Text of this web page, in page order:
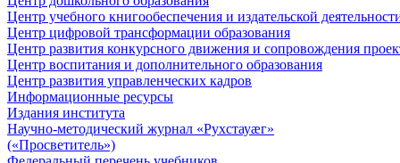
Центр учебного книгообеспечения и издательской
Центр цифровой трансформации образования
Центр развития конкурсного движения и сопровождения
Центр воспитания и дополнительного образования
Центр развития управленческих кадров
Информационные ресурсы
Издания института
Научно-методический журнал «Рухстауæг»
(«Просветитель»)